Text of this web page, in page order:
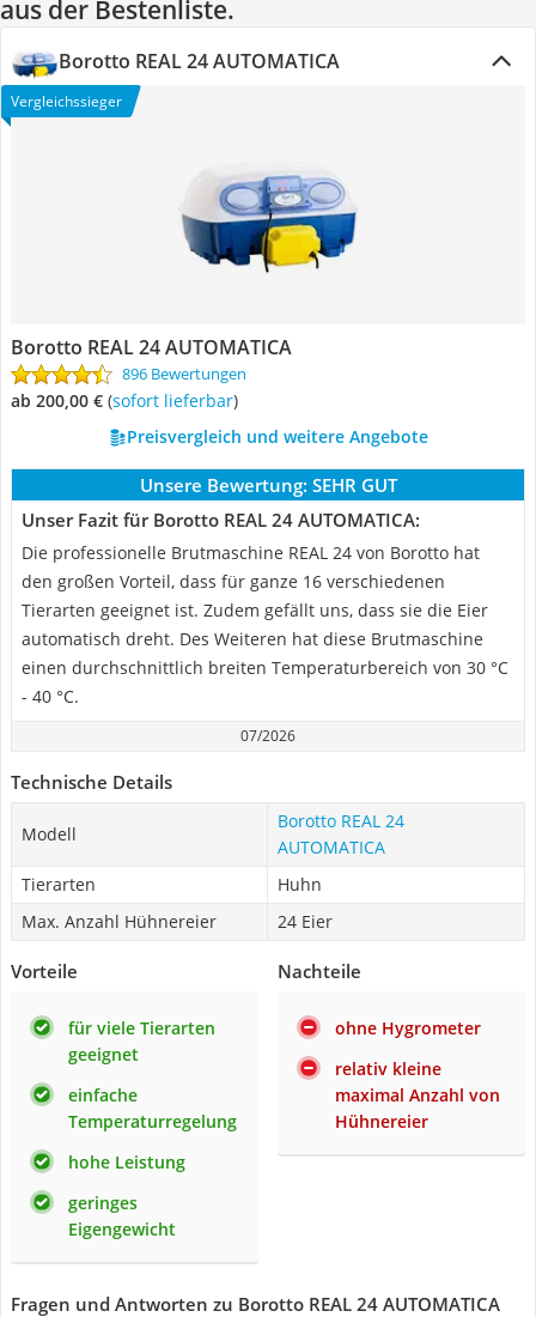
aus der Bestenliste.
Borotto REAL 24 AUTOMATICA
Vergleichssieger
Borotto REAL 24 AUTOMATICA
896 Bewertungen
ab 200,00 € ( Sofort lieferbar)
Preisvergleich und weitere Angebote
Unsere Bewertung: SEHR GUT
Unser Fazit für Borotto REAL 24 AUTOMATICA:
Die professionelle Brutmaschine REAL 24 von Borotto hat
den großen Vorteil, dass für ganze 16 verschiedenen
Tierarten geeignet ist. Zudem gefällt uns, dass sie die Eier
automatisch dreht. Des Weiteren hat diese Brutmaschine
einen durchschnittlich breiten Temperaturbereich von 30 °C
- 40 °C.
07/2026
Technische Details
Modell
Borotto REAL 24
AUTOMATICA
Tierarten
Huhn
Max. Anzahl Hühnereier
24 Eier
Vorteile
für viele Tierarten
geeignet
einfache
Temperaturregelung
hohe Leistung
geringes
Eigengewicht
Nachteile
ohne Hygrometer
relativ kleine
maximal Anzahl von
Hühnereier
Fragen und Antworten zu Borotto REAL 24 AUTOMATICA